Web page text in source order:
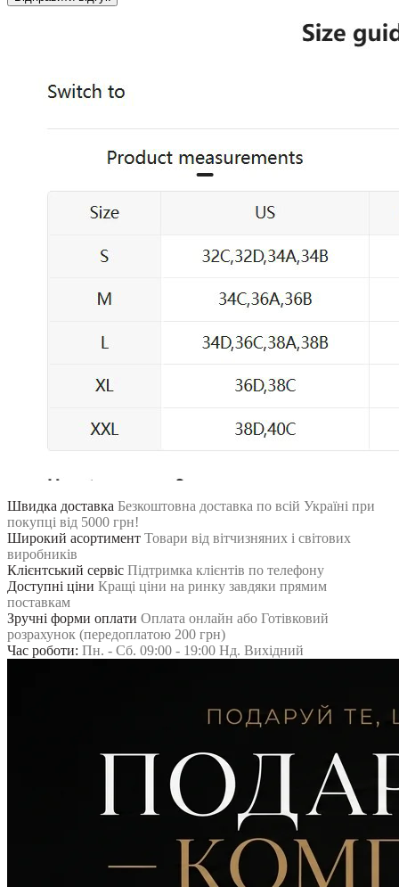
Швидка доставка Безкоштовна доставка по всій Україні при
покупці від 5000 грн!
Широкий асортимент Товари від вітчизняних і світових
виробників
Клієнтський сервіс Підтримка клієнтів по телефону
Доступні ціни Кращі ціни на ринку завдяки прямим
поставкам
Зручні форми оплати Оплата онлайн або Готівковий
розрахунок (передоплатою 200 грн)
Час роботи: Пн. - Сб. 09:00 - 19:00 Нд. Вихідний